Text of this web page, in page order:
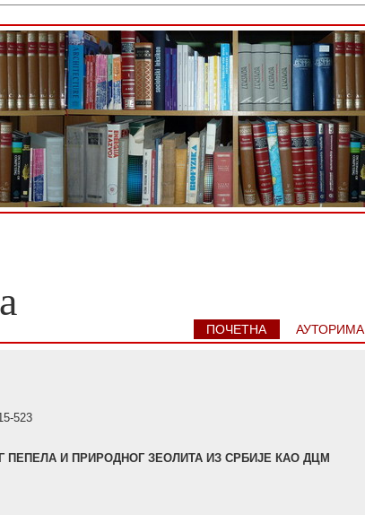
ПОЧЕТНА АУТОРИМA
523
И ПРИРОДНОГ ЗЕОЛИТА ИЗ СРБИЈЕ КАО ДЦМ